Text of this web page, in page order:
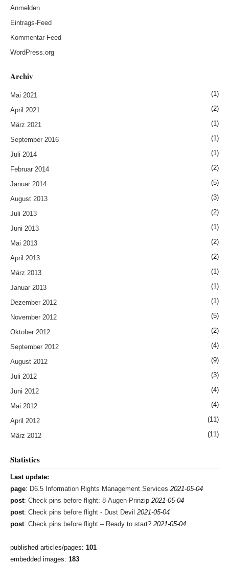
Anmelden
Eintrags-Feed
Kommentar-Feed
WordPress.org
Archiv
Mai 2021 (1)
April 2021 (2)
März 2021 (1)
September 2016 (1)
Juli 2014 (1)
Februar 2014 (2)
Januar 2014 (5)
August 2013 (3)
Juli 2013 (2)
Juni 2013 (1)
Mai 2013 (2)
April 2013 (2)
März 2013 (1)
Januar 2013 (1)
Dezember 2012 (1)
November 2012 (5)
Oktober 2012 (2)
September 2012 (4)
August 2012 (9)
Juli 2012 (3)
Juni 2012 (4)
Mai 2012 (4)
April 2012 (11)
März 2012 (11)
Statistics
Last update:
page: D6.5 Information Rights Management Services 2021-05-04
post: Check pins before flight: 8-Augen-Prinzip 2021-05-04
post: Check pins before flight - Dust Devil 2021-05-04
post: Check pins before flight – Ready to start? 2021-05-04
published articles/pages: 101
embedded images: 183